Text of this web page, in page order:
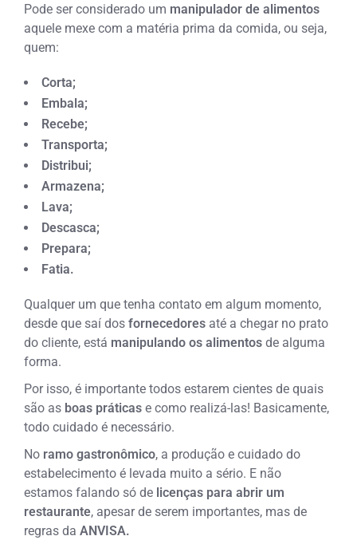
Pode ser considerado um manipulador de alimentos
aquele mexe com a matéria prima da comida, ou seja,
quem:
Corta;
Embala;
Recebe;
Transporta;
Distribui;
Armazena;
Lava;
Descasca;
Prepara;
Fatia.
Qualquer um que tenha contato em algum momento,
desde que saí dos fornecedores até a chegar no prato
do cliente, está manipulando os alimentosde alguma
forma.
Por isso, é importante todos estarem cientes de quais
são as boas práticas e como realizá-las! Basicamente,
todo cuidado é necessário.
No ramo gastronômico, a produção e cuidado do
estabelecimento é levada muito a sério. E não
estamos falando só de licenças para abrir um
restaurante, apesar de serem importantes, mas de
regras daANVISA.